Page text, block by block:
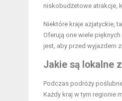
niskobudżetowe atrakcje,
Niektóre kraje azjatyckie,
Oferują one wiele
jest, aby przed wyjazdem
Jakie są lokalne
Podczas podróży
Każdy kraj w tym regionie